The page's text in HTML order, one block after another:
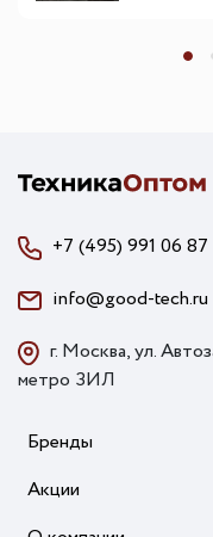
+7 (495) 991 06 87
info@good-tech.ru
г. Москва, ул.
метро ЗИЛ
Бренды
Акции